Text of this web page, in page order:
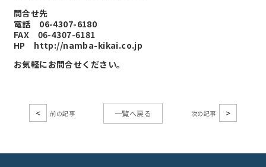
問合せ先
電話 06-4307-6180
FAX 06-4307-6181
HP http://namba-kikai.co.jp
お気軽にお問合せください。
< 一覧へ戻る >